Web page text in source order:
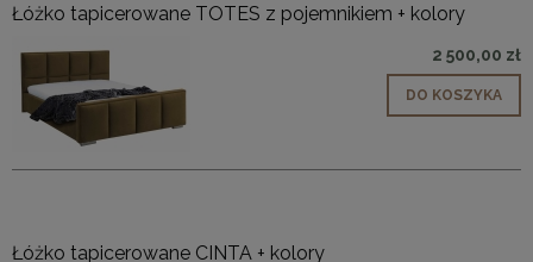
Łóżko tapicerowane TOTES z pojemnikiem + kolory
2 500,00 zł
DO KOSZYKA
Łóżko tapicerowane CINTA + kolory